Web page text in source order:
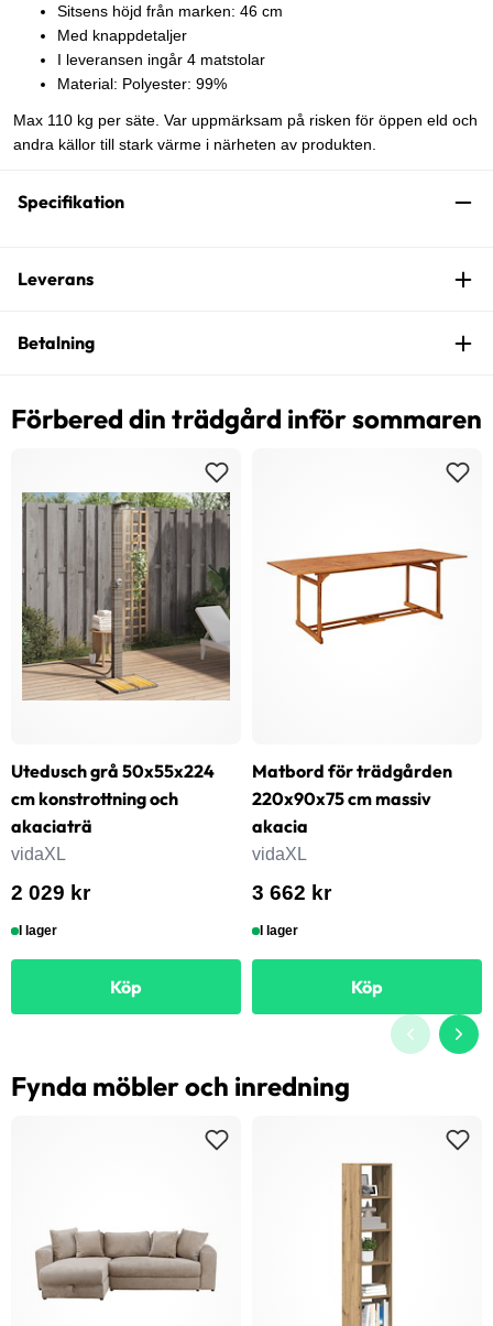
Sitsens höjd från marken: 46 cm
Med knappdetaljer
I leveransen ingår 4 matstolar
Material: Polyester: 99%
Max 110 kg per säte. Var uppmärksam på risken för öppen eld och
andra källor till stark värme i närheten av produkten.
Specifikation
Leverans
Betalning
Förbered din trädgård inför sommaren
Utedusch grå 50x55x224
cm konstrottning och
akaciaträ
vidaXL
2 029 kr
I lager
Köp
Matbord för trädgården
220x90x75 cm massiv
akacia
vidaXL
3 662 kr
I lager
Köp
Fynda möbler och inredning